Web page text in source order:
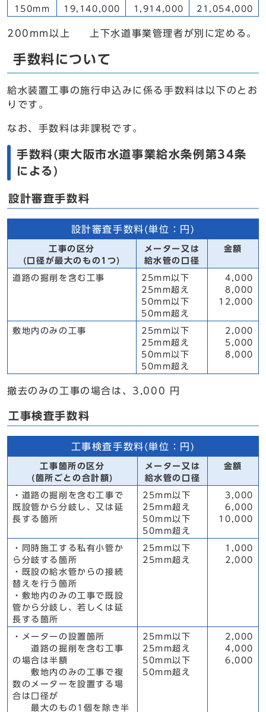
150mm 19,140,000 1,914,000 21,054,000
200mm以上 上下水道事業管理者が別に定める。
手数料について
給水装置工事の施行申込みに係る手数料は以下のとお
りです。
なお、手数料は非課税です。
手数料(東大阪市水道事業給水条例第34条
による)
設計審査手数料
設計審査手数料(単位：円)
工事の区分
(口径が最大のもの1つ)
メーター又は
給水管の口径
金額
道路の掘削を含む工事
25mm以下
25mm超え
50mm以下
50mm超え
4,000
8,000
12,000
敷地内のみの工事
25mm以下
25mm超え
50mm以下
50mm超え
2,000
5,000
8,000
撤去のみの工事の場合は、3,000 円
工事検査手数料
工事検査手数料(単位：円)
工事箇所の区分
(箇所ごとの合計額)
メーター又は
給水管の口径
金額
・道路の掘削を含む工事で
既設管から分岐し、又は延
長する箇所
25mm以下
25mm超え
50mm以下
50mm超え
3,000
6,000
10,000
・同時施工する私有小管か
ら分岐する箇所
・既設の給水管からの接続
替えを行う箇所
・敷地内のみの工事で既設
管から分岐し、若しくは延
長する箇所
25mm以下
25mm超え
1,000
2,000
・メーターの設置箇所
道路の掘削を含む工事
の場合は半額
敷地内のみの工事で複
数のメーターを設置する場
合は口径が
最大のもの1個を除き半
25mm以下
25mm超え
50mm以下
50mm超え
2,000
4,000
6,000